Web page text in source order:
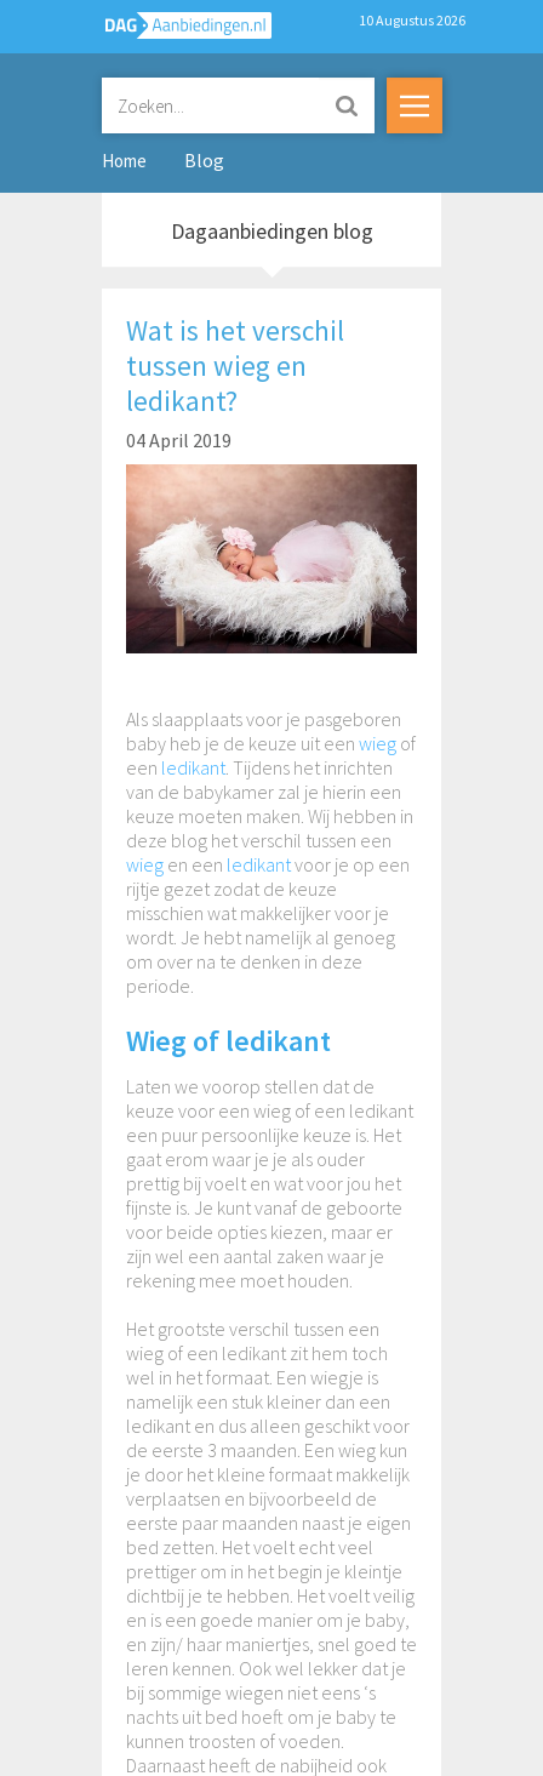
10 Augustus 2026
Home Blog
Dagaanbiedingen blog
Wat is het verschil
tussen wieg en
ledikant?
04 April 2019
Als slaapplaats voor je pasgeboren
baby heb je de keuze uit een wieg of
een ledikant . Tijdens het inrichten
van de babykamer zal je hierin een
keuze moeten maken. Wij hebben in
deze blog het verschil tussen een
wieg en een ledikantvoor je op een
rijtje gezet zodat de keuze
misschien wat makkelijker voor je
wordt. Je hebt namelijk al genoeg
om over na te denken in deze
periode.
Wieg of ledikant
Laten we voorop stellen dat de
keuze voor een wieg of een ledikant
een puur persoonlijke keuze is. Het
gaat erom waar je je als ouder
prettig bij voelt en wat voor jou het
fijnste is. Je kunt vanaf de geboorte
voor beide opties kiezen, maar er
zijn wel een aantal zaken waar je
rekening mee moet houden.
Het grootste verschil tussen een
wieg of een ledikant zit hem toch
wel in het formaat. Een wiegje is
namelijk een stuk kleiner dan een
ledikant en dus alleen geschikt voor
de eerste 3 maanden. Een wieg kun
je door het kleine formaat makkelijk
verplaatsen en bijvoorbeeld de
eerste paar maanden naast je eigen
bed zetten. Het voelt echt veel
prettiger om in het begin je kleintje
dichtbij je te hebben. Het voelt veilig
en is een goede manier om je baby,
en zijn/ haar maniertjes, snel goed te
leren kennen. Ook wel lekker dat je
bij sommige wiegen niet eens ‘s
nachts uit bed hoeft om je baby te
kunnen troosten of voeden.
Daarnaast heeft de nabijheid ook